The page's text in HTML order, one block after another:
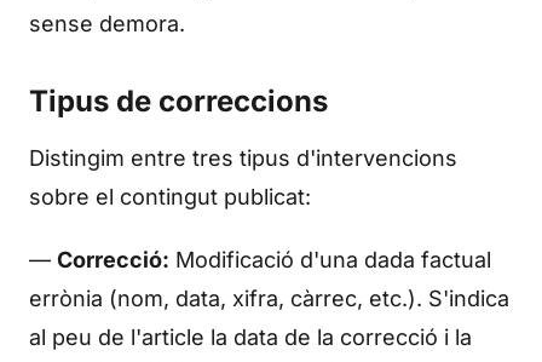
sense demora.
Tipus de correccions
Distingim entre tres tipus d'intervencions
sobre el contingut publicat:
— Correcció: Modificació d'una dada factual
errònia (nom, data, xifra, càrrec, etc.). S'indica
al peu de l'article la data de la correcció i la